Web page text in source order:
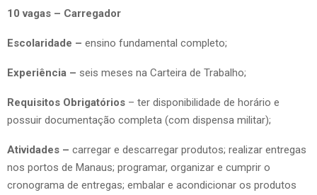
10 vagas – Carregador
Escolaridade – ensino fundamental completo;
Experiência – seis meses na Carteira de Trabalho;
Requisitos Obrigatórios – ter disponibilidade de horário e
possuir documentação completa (com dispensa militar);
Atividades – carregar e descarregar produtos; realizar entregas
nos portos de Manaus; programar, organizar e cumprir o
cronograma de entregas; embalar e acondicionar os produtos